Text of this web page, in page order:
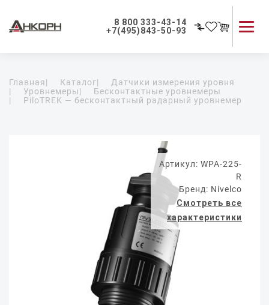
8 800 333-43-14
+7(495)843-50-93
Применение приборов
Как мы работаем
Главная| Каталог|
Датчики измерения уровня
|
Уровнемеры|
Бесконтактные уровнемеры
|
PiloTREK — бесконтактный радарный уровнемер
Артикул: WPA-225-
R
Бренд: Nivelco
Смотреть все
характеристики